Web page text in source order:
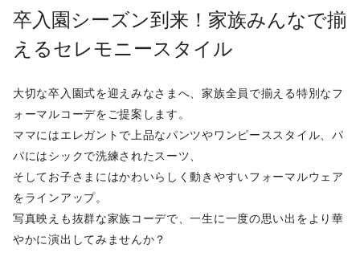
卒入園シーズン到来！家族みんなで揃
えるセレモニースタイル
大切な卒入園式を迎えみなさまへ、家族全員で揃える特別なフ
ォーマルコーデをご提案します。
ママにはエレガントで上品なパンツやワンピーススタイル、パ
パにはシックで洗練されたスーツ、
そしてお子さまにはかわいらしく動きやすいフォーマルウェア
をラインアップ。
写真映えも抜群な家族コーデで、一生に一度の思い出をより華
やかに演出してみませんか？